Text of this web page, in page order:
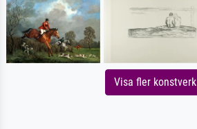
Visa fler konstverk